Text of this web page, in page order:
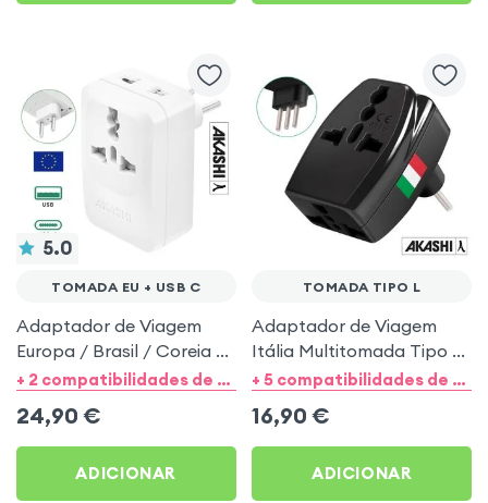
5.0
TOMADA EU + USB C
Adaptador de Viagem
Europa / Brasil / Coreia /
Vietnã + USB e USB C 15W+ 2 compatibilidades de categorias
24,90 €
ADICIONAR
TOMADA TIPO L
Adaptador de Viagem
Itália Multitomada Tipo L
- Akashi Preto
+ 5 compatibilidades de categorias
16,90 €
ADICIONAR